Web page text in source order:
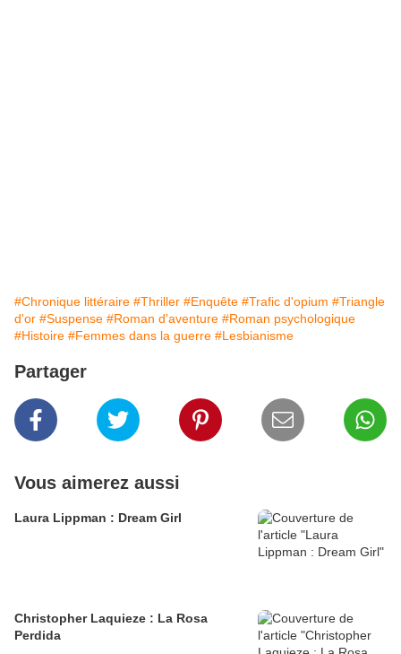
#Chronique littéraire #Thriller #Enquête #Trafic d'opium #Triangle
d'or #Suspense #Roman d'aventure #Roman psychologique
#Histoire #Femmes dans la guerre #Lesbianisme
Partager
Vous aimerez aussi
Laura Lippman : Dream Girl
Christopher Laquieze : La Rosa
Perdida